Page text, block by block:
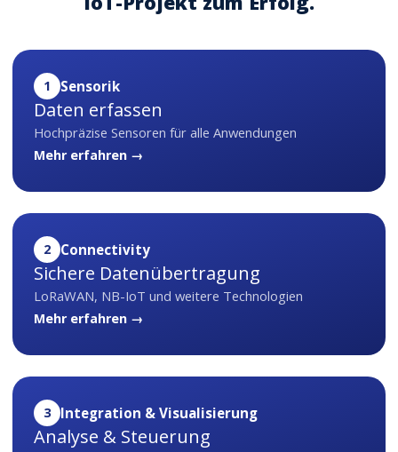
1 Sensorik
Daten erfassen
Hochpräzise Sensoren für alle Anwendungen
Mehr erfahren →
2 Connectivity
Sichere Datenübertragung
LoRaWAN, NB-IoT und weitere Technologien
Mehr erfahren →
3 Integration & Visualisierung
Analyse & Steuerung